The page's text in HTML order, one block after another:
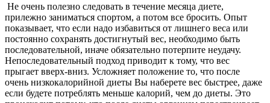
Не очень полезно следовать в течение месяца диете,
прилежно заниматься спортом, а потом все бросить. Опыт
показывает, что если надо избавиться от лишнего веса или
постоянно сохранять достигнутый вес, необходимо быть
последовательной, иначе обязательно потерпите неудачу.
Непоследовательный подход приводит к тому, что вес
прыгает вверх-вниз. Усложняет положение то, что после
очень низкокалорийной диеты Вы наберете вес быстрее, даже
если будете потреблять меньше калорий, чем до диеты. Это